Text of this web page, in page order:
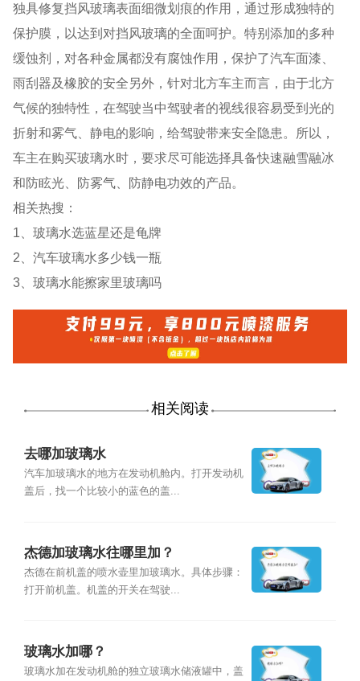
独具修复挡风玻璃表面细微划痕的作用，通过形成独特的
保护膜，以达到对挡风玻璃的全面呵护。特别添加的多种
缓蚀剂，对各种金属都没有腐蚀作用，保护了汽车面漆、
雨刮器及橡胶的安全另外，针对北方车主而言，由于北方
气候的独特性，在驾驶当中驾驶者的视线很容易受到光的
折射和雾气、静电的影响，给驾驶带来安全隐患。所以，
车主在购买玻璃水时，要求尽可能选择具备快速融雪融冰
和防眩光、防雾气、防静电功效的产品。
相关热搜：
1、玻璃水选蓝星还是龟牌
2、汽车玻璃水多少钱一瓶
3、玻璃水能擦家里玻璃吗
相关阅读
去哪加玻璃水
汽车加玻璃水的地方在发动机舱内。打开发动机
盖后，找一个比较小的蓝色的盖...
杰德加玻璃水往哪里加？
杰德在前机盖的喷水壶里加玻璃水。具体步骤：
打开前机盖。机盖的开关在驾驶...
玻璃水加哪？
玻璃水加在发动机舱的独立玻璃水储液罐中，盖